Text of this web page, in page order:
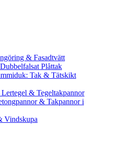
& Fasadtvätt
Plåttak
Tak & Tätskikt
& Tegeltakpannor
& Takpannor i
Vindskupa